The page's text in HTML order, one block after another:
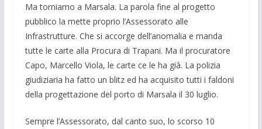
Ma torniamo a Marsala. La parola fine al progetto
pubblico la mette proprio l’Assessorato alle
Infrastrutture. Che si ac­corge dell’anomalia e manda
tutte le carte alla Procura di Trapani. Ma il procu­ratore
Capo, Marcello Viola, le carte ce le ha già. La polizia
giudiziaria ha fatto un blitz ed ha acquisito tutti i faldoni
della progetta­zione del porto di Marsala il 30 luglio.
Sempre l’Assessorato, dal canto suo, lo scorso 10